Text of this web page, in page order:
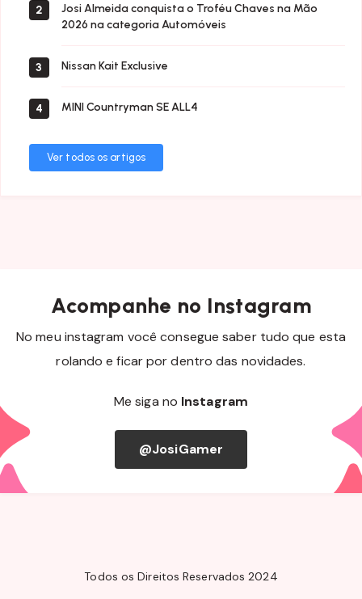
2
Josi Almeida conquista o Troféu Chaves na Mão
2026 na categoria Automóveis
3 Nissan Kait Exclusive
4 MINI Countryman SE ALL4
Ver todos os artigos
Acompanhe no Instagram
No meu instagram você consegue saber tudo que esta
rolando e ficar por dentro das novidades.
Me siga no Instagram
@JosiGamer
Todos os Direitos Reservados 2024